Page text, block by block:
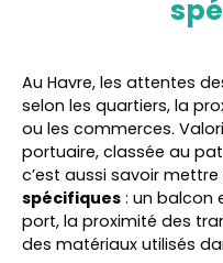
Au Havre, les attentes
selon les quartiers, la
ou les commerces.
portuaire, classée au
c’est aussi savoir
spécifiques : un balcon
port, la proximité des
des matériaux utilisés